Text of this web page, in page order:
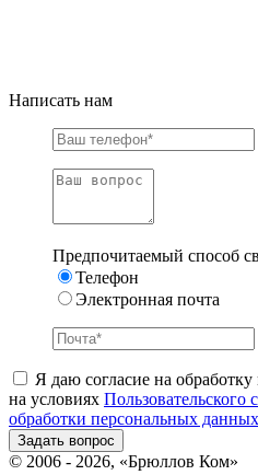
Написать нам
Предпочитаемый способ
Телефон
Электронная почта
Я даю согласие на
на условиях Пользовательского
обработки персональных данных
© 2006 - 2026, «Брюллов Ком»